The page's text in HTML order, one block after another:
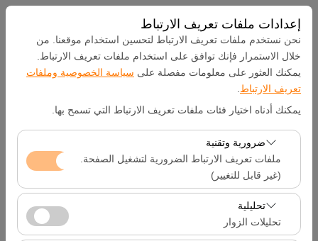
إعدادات ملفات تعريف الارتباط
نحن نستخدم ملفات تعريف الارتباط لتحسين استخدام موقعنا. من
خلال الاستمرار فإنك توافق على استخدام ملفات تعريف الارتباط.
يمكنك العثور على معلومات مفصلة على سياسة الخصوصية وملفات
تعريف الارتباط
يمكنك أدناه اختيار فئات ملفات تعريف الارتباط التي تسمح بها.
ضرورية وتقنية
ملفات تعريف الارتباط الضرورية لتشغيل الصفحة.
(غير قابل للتغيير)
تعد ملفات تعريف الارتباط هذه ضرورية لعمل الموقع بشكل
صحيح، والأمان، وإدارة الجلسات، والوظائف الأساسية. لا يمكن
تعطيلها.
تحليلية
تحليلات الزوار
بيك اب الموقع
Hatay Samandağ
تحديد موقع مختلف الانزال
تاريخ الالتقاط والوقت